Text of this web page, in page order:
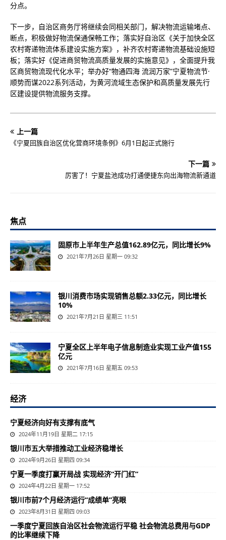
分点。
下一步，自治区商务厅将继续会同相关部门，解决物流运输堵点、
断点，积极做好物流保通保畅工作；落实好自治区《关于加快全区
农村寄递物流体系建设实施方案》， 补齐农村寄递物流基础设施短
板；落实好《促进商贸物流高质量发展的实施意见》，全面提升我
区商贸物流现代化水平；举办好“物通四海 流润万家”宁夏物流节·
顺势而谋2022系列活动，为黄河流域生态保护和高质量发展先行
区建设提供物流服务支撑。
上一篇
《宁夏回族自治区优化营商环境条例》6月1日起正式施行
下一篇
厉害了！宁夏盐池成功打通便捷东向出海物流新通道
焦点
固原市上半年生产总值162.89亿元，同比增长9%
2021年7月26日 星期一 09:32
银川消费市场实现销售总额2.33亿元，同比增长
10%
2021年7月21日 星期三 11:51
宁夏全区上半年电子信息制造业实现工业产值155
亿元
2021年7月16日 星期五 09:53
经济
宁夏经济向好有支撑有底气
2024年11月19日 星期二 17:15
银川市五大举措推动工业经济稳增长
2024年9月26日 星期四 09:34
宁夏一季度打赢开局战 实现经济“开门红”
2024年4月22日 星期一 17:52
银川市前7个月经济运行“成绩单”亮眼
2023年8月31日 星期四 09:03
一季度宁夏回族自治区社会物流运行平稳 社会物流总费用与GDP
的比率继续下降